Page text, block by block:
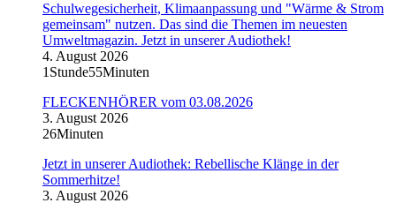
Schulwegesicherheit, Klimaanpassung und "Wärme & Strom
gemeinsam" nutzen. Das sind die Themen im neuesten
Umweltmagazin. Jetzt in unserer Audiothek!
4. August 2026
1Stunde55Minuten
FLECKENHÖRER vom 03.08.2026
3. August 2026
26Minuten
Jetzt in unserer Audiothek: Rebellische Klänge in der
Sommerhitze!
3. August 2026